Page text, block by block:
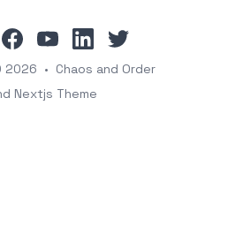
facebookyoutubelinkedintwitter
2026 • Chaos and Order
Nextjs Theme